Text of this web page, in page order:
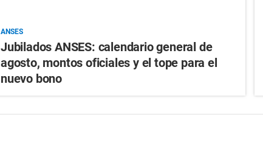
ANSES
Jubilados ANSES: calendario general de
agosto, montos oficiales y el tope para el
nuevo bono